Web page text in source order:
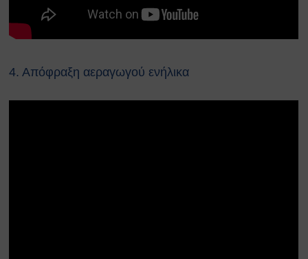
Κάπνισμα
Παθητικό κάπνισμα
Ηλεκτρονικά τσιγάρα (ENDS)
4. Απόφραξη αεραγωγού ενήλικα